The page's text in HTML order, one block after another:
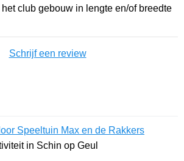
club gebouw in lengte en/of breedte
Schrijf een review
Speeltuin Max en de Rakkers
in Schin op Geul